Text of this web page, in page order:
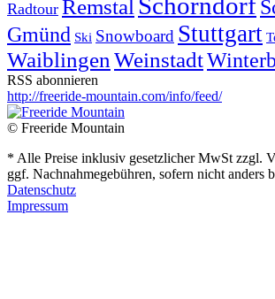
Radtour Remstal
Gmünd Ski Snowboard Stuttgart
Waiblingen Weinstadt
RSS abonnieren
http://freeride-mountain.com/info/feed/
© Freeride Mountain
* Alle Preise inklusiv gesetzlicher MwSt zzgl.
ggf. Nachnahmegebühren, sofern nicht anders
Datenschutz
Impressum